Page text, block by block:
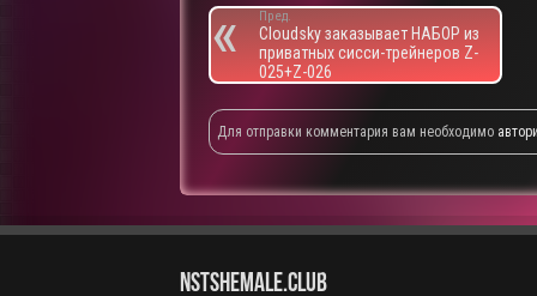
Пред.
Cloudsky заказывает НАБОР из
приватных сисси-трейнеров Z-
025+Z-026
Для отправки комментария вам необходимо
NstShemale.Club